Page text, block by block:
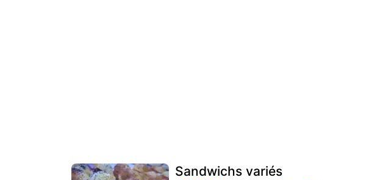
Sandwichs variés